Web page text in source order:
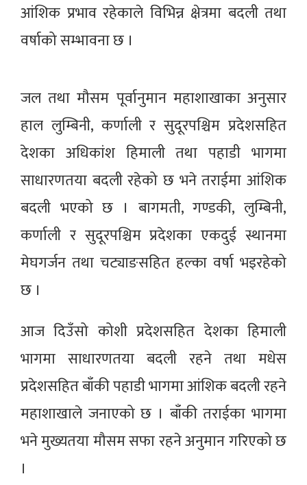
आंशिक प्रभाव रहेकाले विभिन्न क्षेत्रमा बदली तथा
वर्षाको सम्भावना छ ।
जल तथा मौसम पूर्वानुमान महाशाखाका अनुसार
हाल लुम्बिनी, कर्णाली र सुदूरपश्चिम प्रदेशसहित
देशका अधिकांश हिमाली तथा पहाडी भागमा
साधारणतया बदली रहेको छ भने तराईमा आंशिक
बदली भएको छ । बागमती, गण्डकी, लुम्बिनी,
कर्णाली र सुदूरपश्चिम प्रदेशका एकदुई स्थानमा
मेघगर्जन तथा चट्याङसहित हल्का वर्षा भइरहेको
छ ।
आज दिउँसो कोशी प्रदेशसहित देशका हिमाली
भागमा साधारणतया बदली रहने तथा मधेस
प्रदेशसहित बाँकी पहाडी भागमा आंशिक बदली रहने
महाशाखाले जनाएको छ । बाँकी तराईका भागमा
भने मुख्यतया मौसम सफा रहने अनुमान गरिएको छ
।